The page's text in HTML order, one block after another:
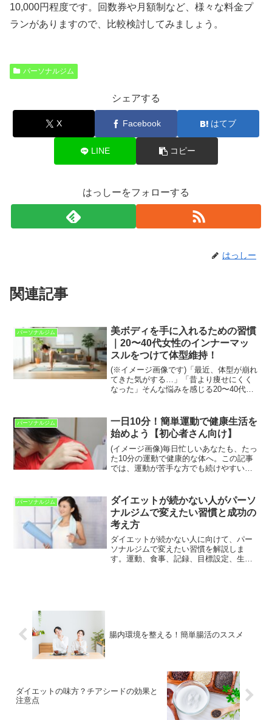
10,000円程度です。回数券や月額制など、様々な料金プ
ランがありますので、比較検討してみましょう。
パーソナルジム
シェアする
X Facebook はてブ
LINE コピー
はっしーをフォローする
はっしー
関連記事
パーソナルジム
美ボディを手に入れるための習慣
｜20〜40代女性のインナーマッ
スルをつけて体型維持！
(※イメージ画像です)「最近、体型が崩れ
てきた気がする…」「昔より痩せにくく
なった」そんな悩みを感じる20〜40代女
トだけでなく、代謝・姿勢・内臓の位置
まで整えてくれる...
パーソナルジム
一日10分！簡単運動で健康生活を
始めよう【初心者さん向け】
(イメージ画像)毎日忙しいあなたも、たっ
た10分の運動で健康的な体へ。この記事
では、運動が苦手な方でも続けやすい、
て手軽に始められる運動ばかりです。運
動不足を感じてい...
パーソナルジム
ダイエットが続かない人がパーソ
ナルジムで変えたい習慣と成功の
考え方
ダイエットが続かない人に向けて、パー
ソナルジムで変えたい習慣を解説しま
す。運動、食事、記録、目標設定、生活
腸内環境を整える！簡単腸活のススメ
ダイエットの味方？チアシードの効果と
注意点